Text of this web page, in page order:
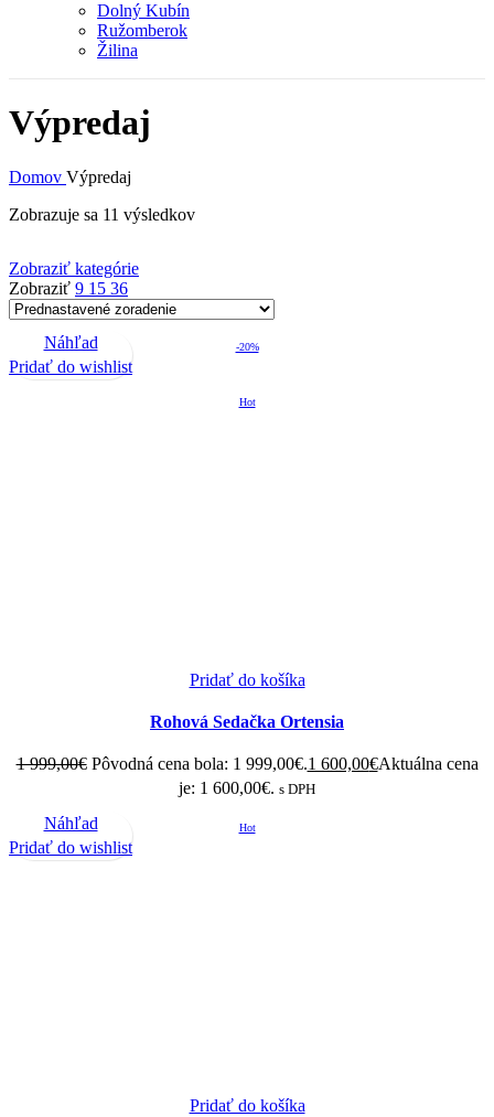
Dolný Kubín
Ružomberok
Žilina
Výpredaj
Domov Výpredaj
Zobrazuje sa 11 výsledkov
Zobraziť kategórie
Zobraziť 9 15 36
-20%
Hot
Náhľad
Pridať do wishlist
Pridať do košíka
Rohová Sedačka Ortensia
1 999,00€ Pôvodná cena bola: 1 999,00€.1 600,00€Aktuálna cena
je: 1 600,00€. s DPH
Hot
Náhľad
Pridať do wishlist
Pridať do košíka